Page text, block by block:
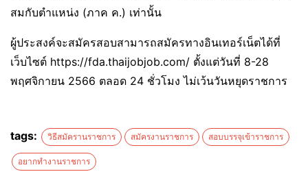
สมกับตำแหน่ง (ภาค ค.) เท่านั้น
ผู้ประสงค์จะสมัครสอบสามารถสมัครทางอินเทอร์เน็ตได้ที่
เว็บไซต์ https://fda.thaijobjob.com/ ตั้งแต่วันที่ 8-28
พฤศจิกายน 2566 ตลอด 24 ชั่วโมง ไม่เว้นวันหยุดราชการ
tags: วิธีสมัครานราชการ สมัครงานราชการ สอบบรรจุเข้าราชการ
อยากทำงานราชการ